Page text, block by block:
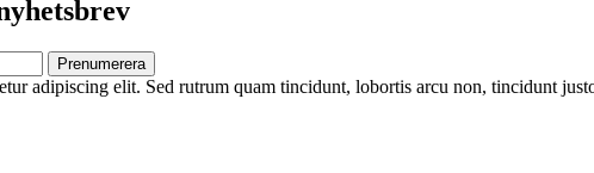
Prenumerera
adipiscing elit. Sed rutrum quam tincidunt, lobortis arcu non, tincidunt